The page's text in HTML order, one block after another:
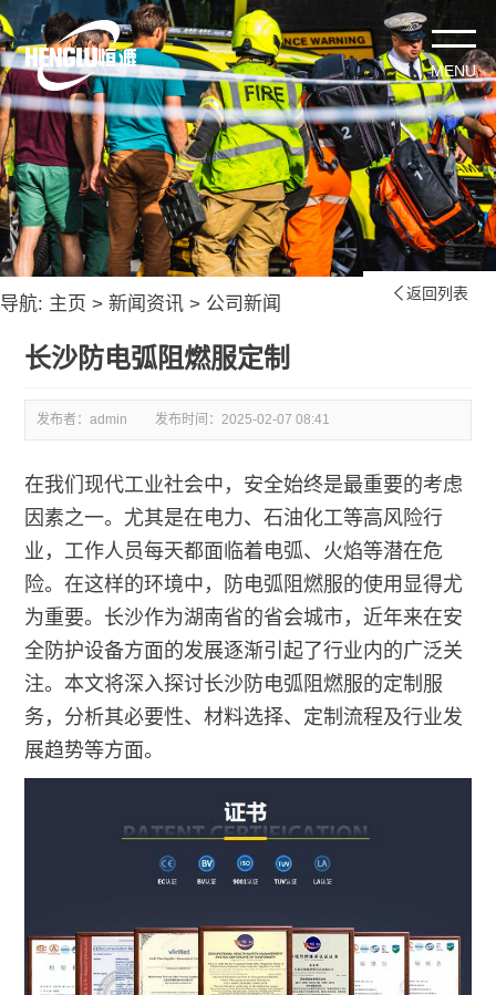
导航: 主页 > 新闻资讯 > 公司新闻  返回列表
长沙防电弧阻燃服定制
发布者：admin 发布时间：2025-02-07 08:41
在我们现代工业社会中，安全始终是最重要的考虑
因素之一。尤其是在电力、石油化工等高风险行
业，工作人员每天都面临着电弧、火焰等潜在危
险。在这样的环境中，防电弧阻燃服的使用显得尤
为重要。长沙作为湖南省的省会城市，近年来在安
全防护设备方面的发展逐渐引起了行业内的广泛关
注。本文将深入探讨长沙防电弧阻燃服的定制服
务，分析其必要性、材料选择、定制流程及行业发
展趋势等方面。